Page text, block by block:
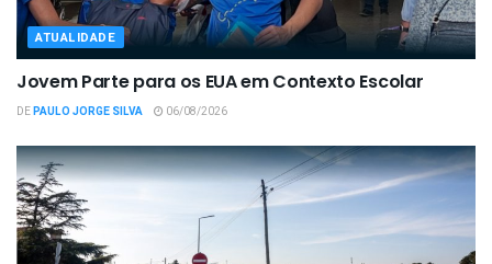
ATUALIDADE
Jovem Parte para os EUA em Contexto Escolar
DEPAULO JORGE SILVA 06/08/2026